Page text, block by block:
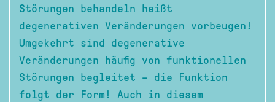
Störungen behandeln heißt
degenerativen Veränderungen vorbeugen!
Umgekehrt sind degenerative
Veränderungen häufig von funktionellen
Störungen begleitet – die Funktion
folgt der Form! Auch in diesem